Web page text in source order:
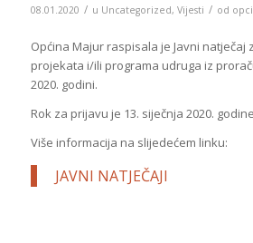
08.01.2020 / u Uncategorized, Vijesti / od
Općina Majur raspisala je Javni natječaj
projekata i/ili programa udruga iz
2020. godini.
Rok za prijavu je 13. siječnja 2020.
Više informacija na slijedećem linku:
JAVNI NATJEČAJI